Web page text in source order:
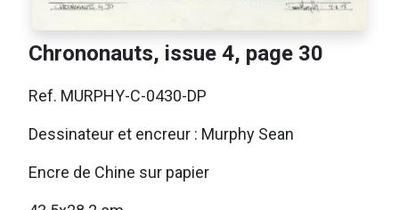
Chrononauts, issue 4, page 30
Ref. MURPHY-C-0430-DP
Dessinateur et encreur : Murphy Sean
Encre de Chine sur papier